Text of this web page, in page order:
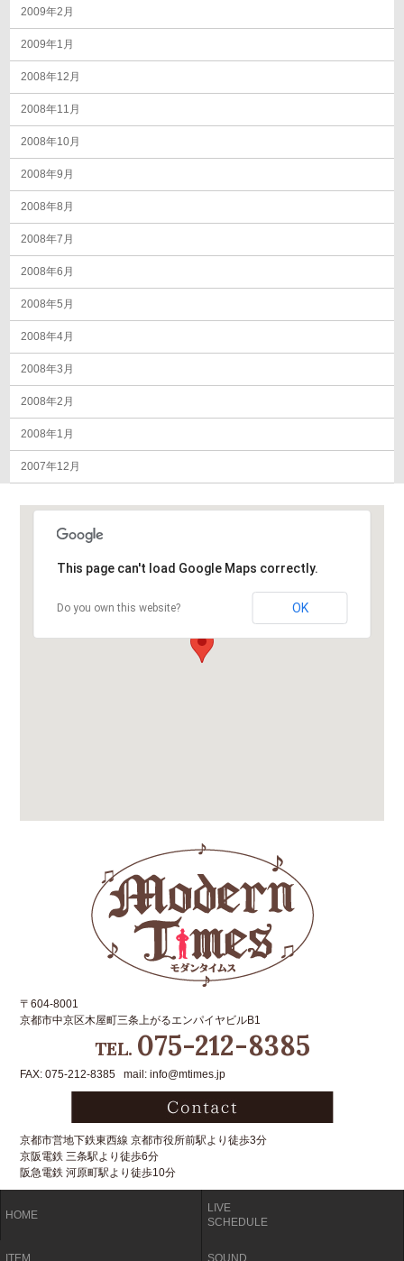
2009年2月
2009年1月
2008年12月
2008年11月
2008年10月
2008年9月
2008年8月
2008年7月
2008年6月
2008年5月
2008年4月
2008年3月
2008年2月
2008年1月
2007年12月
This page can't load Google Maps correctly.
Do you own this website? OK
〒604-8001
京都市中京区木屋町三条上がるエンパイヤビルB1
TEL. 075-212-8385
FAX: 075-212-8385 mail: info@mtimes.jp
京都市営地下鉄東西線 京都市役所前駅より徒歩3分
京阪電鉄 三条駅より徒歩6分
阪急電鉄 河原町駅より徒歩10分
HOME
LIVE
SCHEDULE
ITEM SOUND